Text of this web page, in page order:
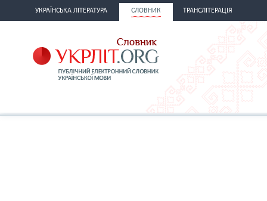
УКРАЇНСЬКА ЛІТЕРАТУРА СЛОВНИК ТРАНСЛІТЕРАЦІЯ